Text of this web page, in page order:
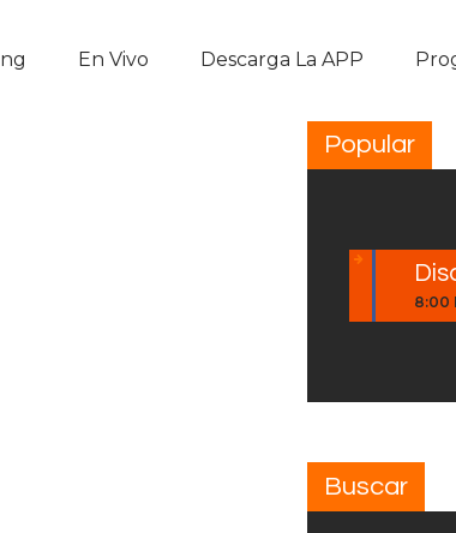
En Vivo Descarga La APP
Popular
8:00
Buscar